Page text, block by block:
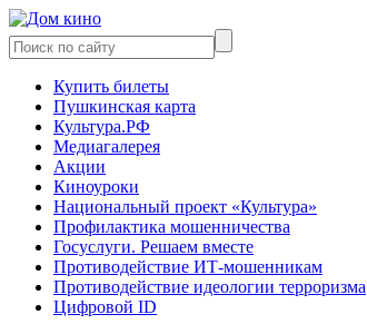
Купить билеты
Пушкинская карта
Культура.РФ
Медиагалерея
Акции
Киноуроки
Национальный проект «Культура»
Профилактика мошенничества
Госуслуги. Решаем вместе
Противодействие ИТ-мошенникам
Противодействие идеологии терроризма
Цифровой ID